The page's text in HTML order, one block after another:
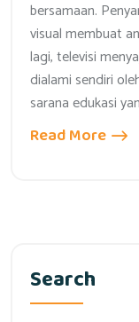
bersamaan.
visual membuat
lagi, televisi
dialami sendiri
sarana edukasi
Read More
Search